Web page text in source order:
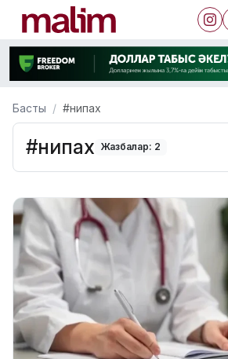
Басты #нипах
#нипах Жазбалар: 2